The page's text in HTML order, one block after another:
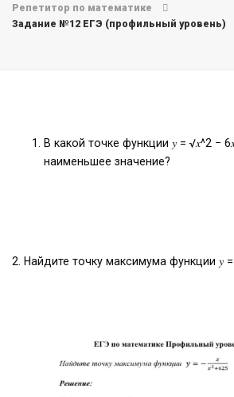
Репетитор по математике
Задание №12 ЕГЭ (профильный уровень)
В какой точке функции 𝑦 = √𝑥^2 −
наименьшее значение?
2. Найдите точку максимума функции 𝑦